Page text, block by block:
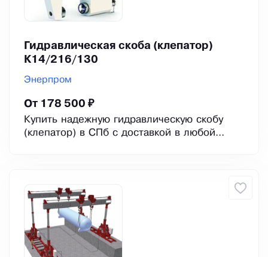
Гидравлическая скоба (клепатор)
К14/216/130
Энерпром
От 178 500 ₽
Купить надежную гидравлическую скобу
(клепатор) в СПб с доставкой в любой...